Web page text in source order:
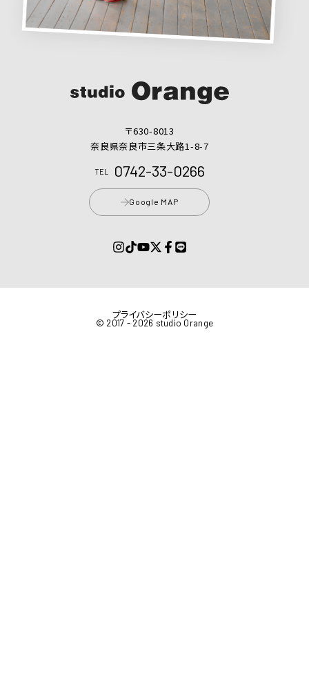
〒630-8013
奈良県奈良市三条大路1-8-7
TEL 0742-33-0266
Google MAP
© 2017 - 2026 studio Orange
プライバシーポリシー